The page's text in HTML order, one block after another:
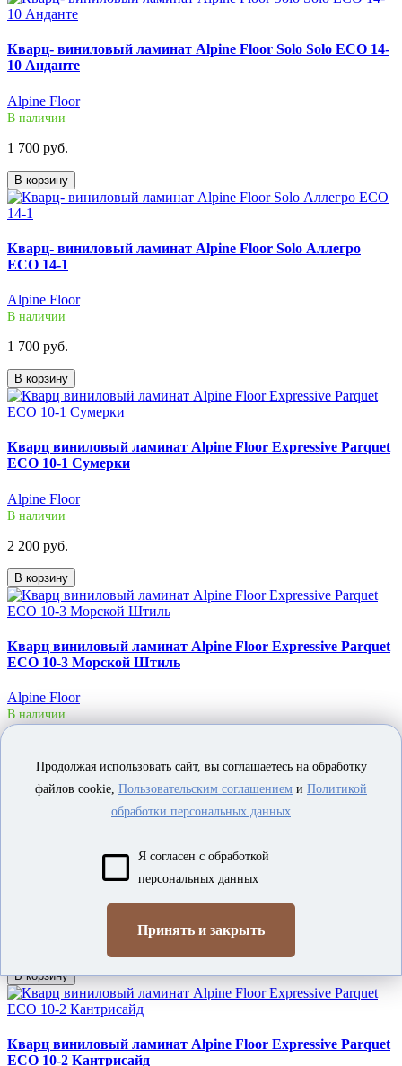
Кварц- виниловый ламинат Alpine Floor Solo Solo ECO 14-
10 Анданте
Alpine Floor
В наличии
1 700 руб.
В корзину
Кварц- виниловый ламинат Alpine Floor Solo Аллегро
ЕСО 14-1
Alpine Floor
В наличии
1 700 руб.
В корзину
Кварц виниловый ламинат Alpine Floor Expressive Parquet
ЕСО 10-1 Сумерки
Alpine Floor
В наличии
2 200 руб.
В корзину
Кварц виниловый ламинат Alpine Floor Expressive Parquet
ЕСО 10-3 Морской Штиль
Alpine Floor
В наличии
В корзину
- ЕСО 10-6 Американское Ранчо
В корзину
Кварц виниловый ламинат Alpine Floor Expressive Parquet
ЕСО 10-2 Кантрисайд
Продолжая использовать сайт, вы соглашаетесь на обработку
файлов cookie, Пользовательским соглашением и Политикой
обработки персональных данных
Я согласен с обработкой
персональных данных
Принять и закрыть